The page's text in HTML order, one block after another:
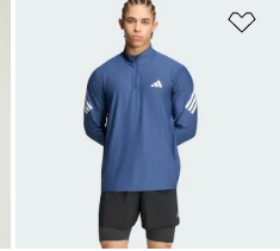
Ajouter à la Liste de produits